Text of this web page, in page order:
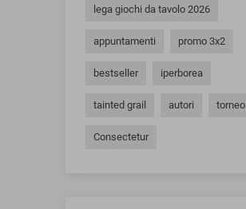
lega giochi da tavolo 2026
appuntamenti promo 3x2
bestseller iperborea
tainted grail autori torneo
Consectetur